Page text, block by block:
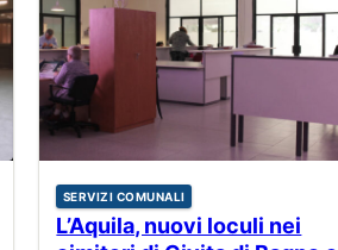
SERVIZI COMUNALI
L’Aquila, nuovi loculi nei